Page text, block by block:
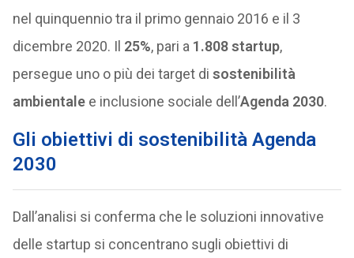
nel quinquennio tra il primo gennaio 2016 e il 3
dicembre 2020. Il 25%, pari a 1.808 startup,
persegue uno o più dei target di sostenibilità
ambientalee inclusione sociale dell’Agenda 2030.
Gli obiettivi di sostenibilità Agenda
2030
Dall’analisi si conferma che le soluzioni innovative
delle startup si concentrano sugli obiettivi di